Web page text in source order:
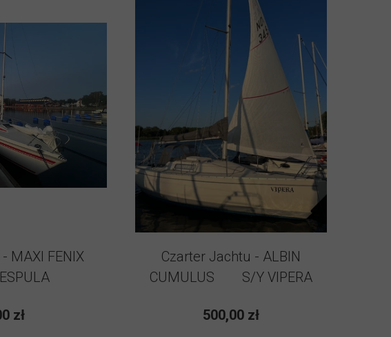
MAXI FENIX
zł
Czarter Jachtu - ALBIN
CUMULUS S/Y VIPERA
500,00 zł